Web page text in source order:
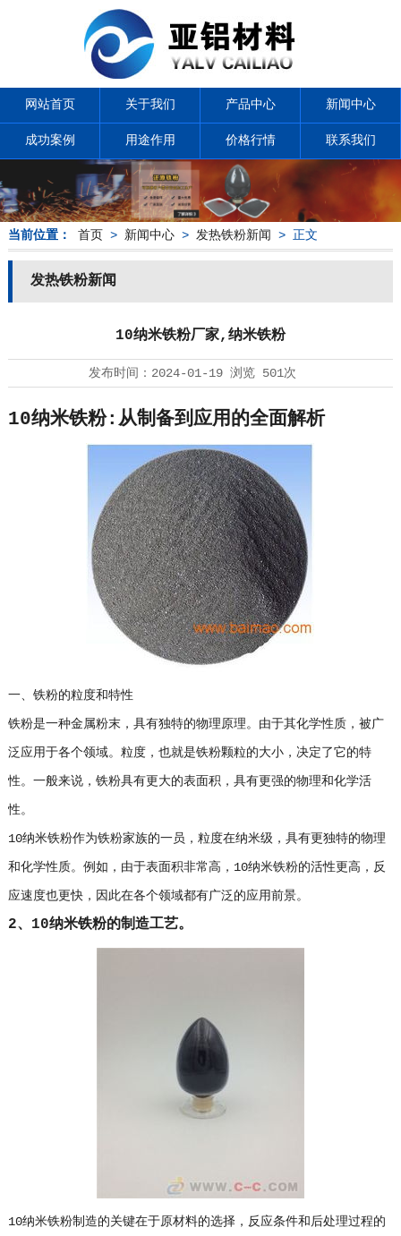
网站首页 关于我们 产品中心 新闻中心
成功案例 用途作用 价格行情 联系我们
当前位置： 首页 > 新闻中心> 发热铁粉新闻 > 正文
发热铁粉新闻
10纳米铁粉厂家,纳米铁粉
发布时间： 2024-01-19浏览 501次
10纳米铁粉:从制备到应用的全面解析
一、铁粉的粒度和特性
铁粉是一种金属粉末，具有独特的物理原理。由于其化学性质，被广
泛应用于各个领域。粒度，也就是铁粉颗粒的大小，决定了它的特
性。一般来说，铁粉具有更大的表面积，具有更强的物理和化学活
性。
10纳米铁粉作为铁粉家族的一员，粒度在纳米级，具有更独特的物理
和化学性质。例如，由于表面积非常高，10纳米铁粉的活性更高，反
应速度也更快，因此在各个领域都有广泛的应用前景。
2、10纳米铁粉的制造工艺。
10纳米铁粉制造的关键在于原材料的选择，反应条件和后处理过程的